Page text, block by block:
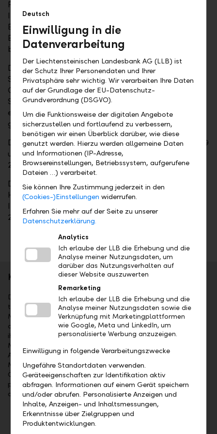
Privatbank AG in Österreich und der LB(Swiss)
Investment AG in der Schweiz resultierten positive
Ergebnisbeiträge. Zudem trugen Markt- und
Einmaleffekte zum gesteigerten Halbjahresresultat
bei.
Der Geschäftsertrag betrug CHF 224 Mio. (1.
Semester 2018: CHF 183.5 Mio.). Der
Geschäftsaufwand belief sich auf CHF 152 Mio. (1.
Semester 2018: CHF 128.3 Mio.). Die LLB-Gruppe
erwartet ein Konzernergebnis von CHF 61 Mio.
gegenüber CHF 45.8 Mio. im Vorjahr.
Das Geschäftsvolumen erhöhte sich per 30. Juni 2019
um CHF 5.5 Mia. auf CHF 85.6 Mia. (31. Dezember
2018: CHF 80.1 Mia.).
Die Zahlen sind ungeprüft. Den konsolidierten
Halbjahresbericht mit den detaillierten
Informationen wird die LLB-Gruppe am 27. August
2019 publizieren.
Kurzporträt
Die Liechtensteinische Landesbank AG (LLB) ist das
traditionsreichste Finanzinstitut im Fürstentum Liechtenstein.
Mehrheitsaktionär ist das Land Liechtenstein. Die Aktien sind
an der SIX kotiert (Symbol: LLBN). Die LLB-Gruppe bietet
ihren Kunden umfassende Dienstleistungen im Wealth
Management an: als Universalbank, im Private Banking,
Asset Management sowie bei Fund Services. Mit 1'523
Mitarbeitenden ist sie in Liechtenstein, in der Schweiz, in
Österreich, in Deutschland, in Dubai und in Abu Dhabi
präsent. Per 31. Dezember 2025 lag das Geschäftsvolumen
der LLB-Gruppe bei CHF 125.9 Mia.
Wichtige Termine
Deutsch
Einwilligung in die
Datenverarbeitung
Der Liechtensteinischen Landesbank AG (LLB) ist
der Schutz Ihrer Personendaten und Ihrer
Privatsphäre sehr wichtig. Wir verarbeiten Ihre Daten
auf der Grundlage der EU-Datenschutz-
Grundverordnung (DSGVO).
Um die Funktionsweise der digitalen Angebote
sicherzustellen und fortlaufend zu verbessern,
benötigen wir einen Überblick darüber, wie diese
genutzt werden. Hierzu werden allgemeine Daten
und Informationen (IP-Adresse,
Browsereinstellungen, Betriebssystem, aufgerufene
Dateien …) verarbeitet.
Sie können Ihre Zustimmung jederzeit in den
(Cookies-)Einstellungen widerrufen.
Erfahren Sie mehr auf der Seite zu unserer
Datenschutzerklärung.
Analytics
Ich erlaube der LLB die Erhebung und die
Analyse meiner Nutzungsdaten, um
darüber das Nutzungsverhalten auf
dieser Website auszuwerten
Remarketing
Ich erlaube der LLB die Erhebung und die
Analyse meiner Nutzungsdaten sowie die
Verknüpfung mit Marketingplattformen
wie Google, Meta und LinkedIn, um
personalisierte Werbung anzuzeigen.
Einwilligung in folgende Verarbeitungszwecke
Ungefähre Standortdaten verwenden.
Geräteeigenschaften zur Identifikation aktiv
abfragen. Informationen auf einem Gerät speichern
und/oder abrufen. Personalisierte Anzeigen und
Inhalte, Anzeigen- und Inhaltsmessungen,
Erkenntnisse über Zielgruppen und
Produktentwicklungen.